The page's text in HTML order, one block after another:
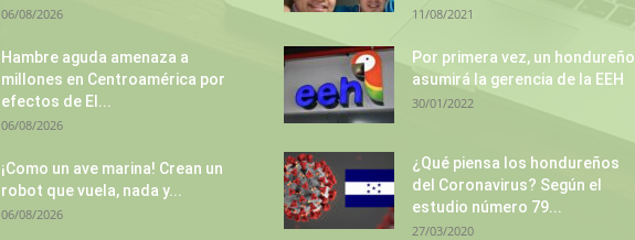
06/08/2026
Hambre aguda amenaza a
millones en Centroamérica por
efectos de El...
06/08/2026
¡Como un ave marina! Crean un
robot que vuela, nada y...
06/08/2026
11/08/2021
Por primera vez, un hondureño
asumirá la gerencia de la EEH
30/01/2022
¿Qué piensa los hondureños
del Coronavirus? Según el
estudio número 79...
27/03/2020